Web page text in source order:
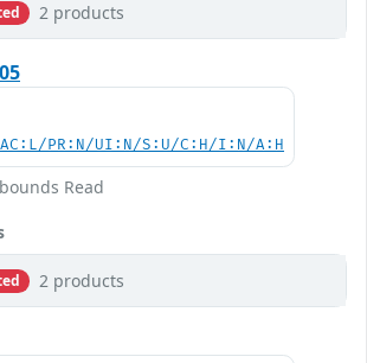
2 products
PR:N/UI:N/S:U/C:H/I:N/A:H
Read
2 products